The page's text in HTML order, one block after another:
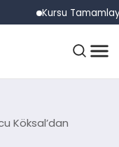
Kursu Tamamlayan
Köksal’dan